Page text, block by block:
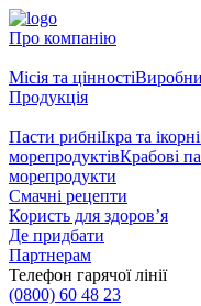
Про компанію
Місія та цінності
Продукція
Пасти рибніІкра та
морепродуктівКрабові
морепродукти
Смачні рецепти
Користь для здоров’я
Де придбати
Партнерам
Телефон гарячої лінії
(0800) 60 48 23